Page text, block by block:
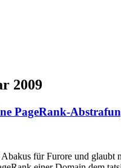
2009
PageRank-
für Furore und glaubt